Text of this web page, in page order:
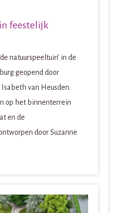
feestelijk
natuurspeeltuin’ in de
geopend door
van Heusden.
op het binnenterrein
en de
door Suzanne